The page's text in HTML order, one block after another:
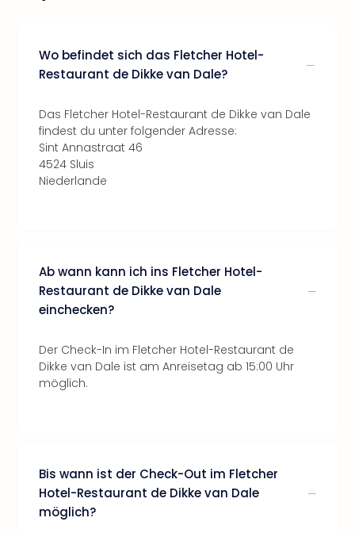
Wo befindet sich das Fletcher Hotel-
Restaurant de Dikke van Dale?
Das Fletcher Hotel-Restaurant de Dikke van Dale
findest du unter folgender Adresse:
Sint Annastraat 46
4524 Sluis
Niederlande
Ab wann kann ich ins Fletcher Hotel-
Restaurant de Dikke van Dale
einchecken?
Der Check-In im Fletcher Hotel-Restaurant de
Dikke van Dale ist am Anreisetag ab 15:00 Uhr
möglich.
Bis wann ist der Check-Out im Fletcher
Hotel-Restaurant de Dikke van Dale
möglich?